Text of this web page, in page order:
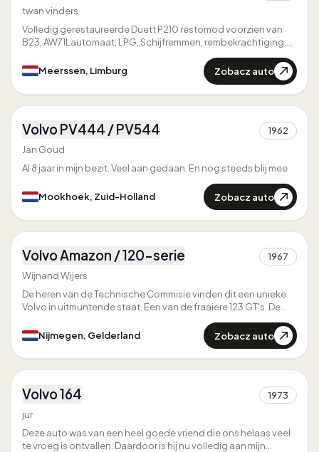
twan vinders
Volledig gerestaureerde Duett P210 restomod voorzien van
B23, AW71Lautomaat, LPG, Schijfremmen, rembekrachtiging,
zijramen, trekhaak, centrale vergrendeling met alarm.
Meerssen, Limburg Zobacz auto
1
3
Volvo PV444 / PV544
1962
Jan Goud
Al 8 jaar in mijn bezit. Veel aan gedaan. En nog steeds blij mee
Mookhoek, Zuid-Holland Zobacz auto
1
4
Volvo Amazon / 120-serie
1967
Wijnand Wijers
De heren van de Technische Commisie vinden dit een unieke
Volvo in uitmuntende staat. Een van de fraaiere 123 GT's. De
de 70e jaren ingevoerd in Nederland. Ik ben de 3e eigenaar, en
heb een aantal aanpassingen aangebracht.
Nijmegen, Gelderland Zobacz auto
1
4
Volvo 164
1973
jur
Deze auto was van een heel goede vriend die ons helaas veel
te vroeg is ontvallen. Daardoor is hij nu volledig aan mijn